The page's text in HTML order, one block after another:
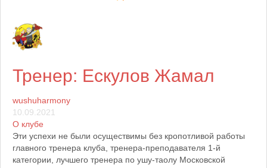
Расписание тренировок
-----------------------------------------------
Тренер: Ескулов Жамал
wushuharmony
10.09.2021
О клубе
Эти успехи не были осуществимы без кропотливой работы
главного тренера клуба, тренера-преподавателя 1-й
категории, лучшего тренера по ушу-таолу Московской